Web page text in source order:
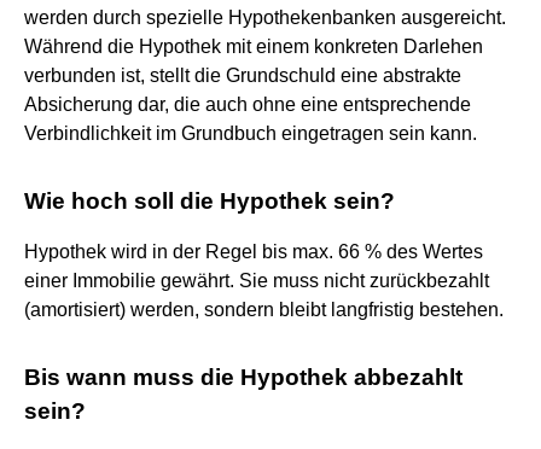
werden durch spezielle Hypothekenbanken ausgereicht.
Während die Hypothek mit einem konkreten Darlehen
verbunden ist, stellt die Grundschuld eine abstrakte
Absicherung dar, die auch ohne eine entsprechende
Verbindlichkeit im Grundbuch eingetragen sein kann.
Wie hoch soll die Hypothek sein?
Hypothek wird in der Regel bis max. 66 % des Wertes
einer Immobilie gewährt. Sie muss nicht zurückbezahlt
(amortisiert) werden, sondern bleibt langfristig bestehen.
Bis wann muss die Hypothek abbezahlt
sein?